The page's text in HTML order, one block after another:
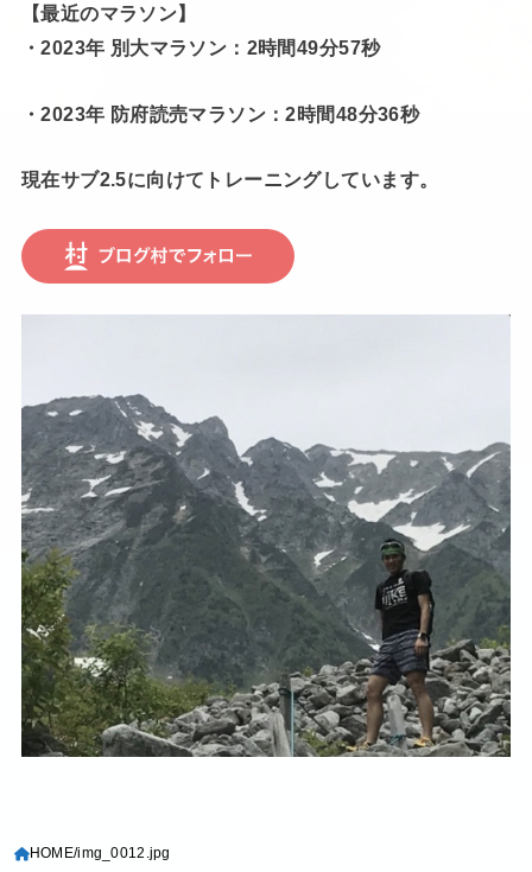
【最近のマラソン】
・2023年 別大マラソン：2時間49分57秒
・2023年 防府読売マラソン：2時間48分36秒
現在サブ2.5に向けてトレーニングしています。
HOME img_0012.jpg